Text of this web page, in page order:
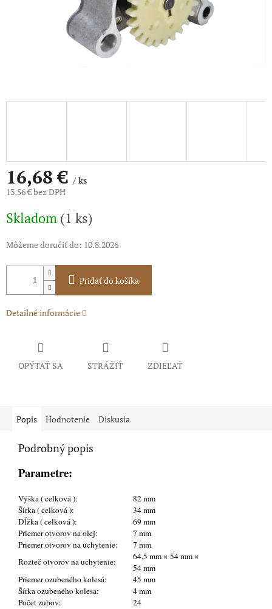
16,68 €/ ks
13,56 € bez DPH
cena:
Skladom (1 ks)
Môžeme doručiť do: 10.8.2026
Pridať do košíka
Detailné informácie
OPÝTAŤ SA STRÁŽIŤ ZDIEĽAŤ
Popis Hodnotenie Diskusia
Podrobný popis
Parametre:
Výška ( celková ):
82 mm
Šírka ( celková ):
34 mm
Dĺžka ( celková ):
69 mm
Priemer otvorov na olej:
7 mm
Priemer otvorov na uchytenie:
7 mm
Rozteč otvorov na uchytenie:
64,5 mm × 54 mm ×
54 mm
Priemer ozubeného kolesá:
45 mm
Šírka ozubeného kolesa:
4 mm
Počet zubov:
24